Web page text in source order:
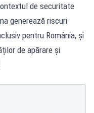
de securitate
generează riscuri
pentru România, și
de apărare și